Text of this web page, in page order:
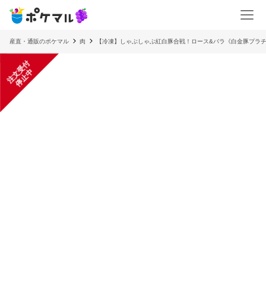
産直・通販のポケマル 肉 【冷凍】しゃぶしゃぶ紅白豚合戦！ロース&バラ《白金豚プラ
注
文
受
付
停
止
中